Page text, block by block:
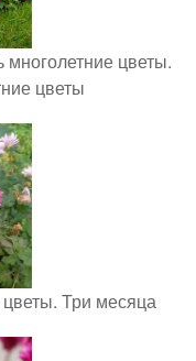
цветы.
цветы
Три месяца